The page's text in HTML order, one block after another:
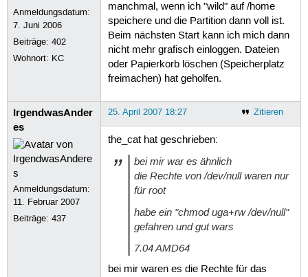
Anmeldungsdatum:
7. Juni 2006
Beiträge:402
Wohnort: KC
manchmal, wenn ich "wild" auf /home
speichere und die Partition dann voll ist.
Beim nächsten Start kann ich mich dann
nicht mehr grafisch einloggen. Dateien
oder Papierkorb löschen (Speicherplatz
freimachen) hat geholfen.
IrgendwasAnder
es
Anmeldungsdatum:
11. Februar 2007
Beiträge:437
Zitieren
25. April 2007 18:27
the_cat hat geschrieben:
bei mir war es ähnlich
die Rechte von /dev/null waren nur
für root
habe ein "chmod uga+rw /dev/null"
gefahren und gut wars
7.04 AMD64
bei mir waren es die Rechte für das